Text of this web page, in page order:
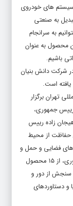
های خودروی
به صنعتی
به سرانجام
محصول به عنوان
باشیم.
شرکت دانش بنیان
است.
تهران برگزار
جمهوری،
زاده رییس
حفاظت از محیط
های فضایی و حمل و
نقل پیشرفته معاونت علمی و فناوری ریاست جمهوری، از ۱۵ محصول
سنجش از دور و
و دستاوردهای